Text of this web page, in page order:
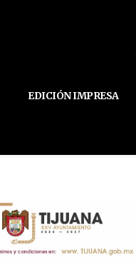
EDICIÓN IMPRESA